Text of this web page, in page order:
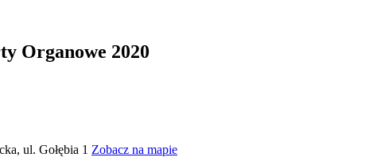
Organowe 2020
ul. Gołębia 1 Zobacz na mapie